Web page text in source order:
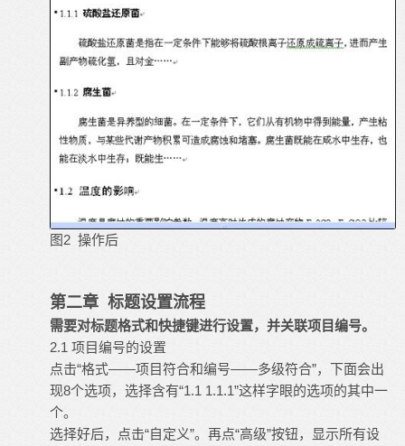
图 2 操作后
第二章 标题设置流程
需要对标题格式和快捷键进行设置，并关联项目编号。
2.1 项目编号的设置
点击“格式——项目符合和编号——多级符合”，下面会出
现8个选项，选择含有“1.1 1.1.1”这样字眼的选项的其中一
个。
选择好后，点击“自定义”。再点“高级”按钮，显示所有设